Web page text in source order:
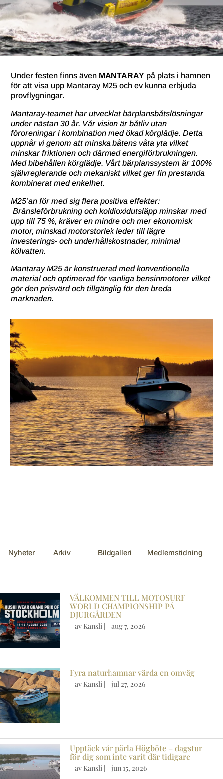
Under festen finns även MANTARAY på plats i hamnen
för att visa upp Mantaray M25 och ev kunna erbjuda
provflygningar.
Mantaray-teamet har utvecklat bärplansbåtslösningar
under nästan 30 år. Vår vision är båtliv utan
föroreningar i kombination med ökad körglädje. Detta
uppnår vi genom att minska båtens våta yta vilket
minskar friktionen och därmed energiförbrukningen.
Med bibehållen körglädje. Vårt bärplanssystem är 100%
självreglerande och mekaniskt vilket ger fin prestanda
kombinerat med enkelhet.
M25’an för med sig flera positiva effekter:
Bränsleförbrukning och koldioxidutsläpp minskar med
upp till 75 %, kräver en mindre och mer ekonomisk
motor, minskad motorstorlek leder till lägre
investerings- och underhållskostnader, minimal
kölvatten.
Mantaray M25 är konstruerad med konventionella
material och optimerad för vanliga bensinmotorer vilket
gör den prisvärd och tillgänglig för den breda
marknaden.
Nyheter Arkiv Bildgalleri Medlemstidning
VÄLKOMMEN TILL MOTOSURF
WORLD CHAMPIONSHIP PÅ
DJURGÅRDEN
av Kansli | aug 7, 2026
Fyra naturhamnar värda en omväg
av Kansli | jul 27, 2026
Upptäck vår pärla Högböte – dagstur
för dig som inte varit där tidigare
av Kansli | jun 15, 2026